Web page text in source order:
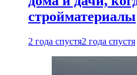
стройматериалы
2 года спустя2 года спустя